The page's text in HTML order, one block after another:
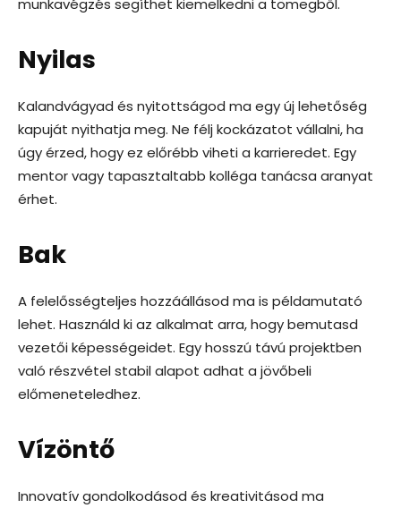
munkavégzés segíthet kiemelkedni a tömegből.
Nyilas
Kalandvágyad és nyitottságod ma egy új lehetőség
kapuját nyithatja meg. Ne félj kockázatot vállalni, ha
úgy érzed, hogy ez előrébb viheti a karrieredet. Egy
mentor vagy tapasztaltabb kolléga tanácsa aranyat
érhet.
Bak
A felelősségteljes hozzáállásod ma is példamutató
lehet. Használd ki az alkalmat arra, hogy bemutasd
vezetői képességeidet. Egy hosszú távú projektben
való részvétel stabil alapot adhat a jövőbeli
előmeneteledhez.
Vízöntő
Innovatív gondolkodásod és kreativitásod ma